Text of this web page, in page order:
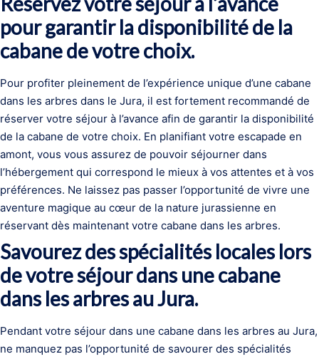
pour garantir la disponibilité de la
cabane de votre choix.
Pour profiter pleinement de l’expérience unique d’une cabane
dans les arbres dans le Jura, il est fortement recommandé de
réserver votre séjour à l’avance afin de garantir la disponibilité
de la cabane de votre choix. En planifiant votre escapade en
amont, vous vous assurez de pouvoir séjourner dans
l’hébergement qui correspond le mieux à vos attentes et à vos
préférences. Ne laissez pas passer l’opportunité de vivre une
aventure magique au cœur de la nature jurassienne en
réservant dès maintenant votre cabane dans les arbres.
Savourez des spécialités locales lors
de votre séjour dans une cabane
dans les arbres au Jura.
Pendant votre séjour dans une cabane dans les arbres au Jura,
ne manquez pas l’opportunité de savourer des spécialités